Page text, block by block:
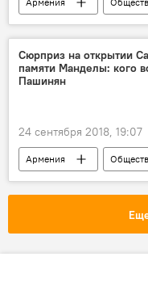
Александр Цинкер
выборы
Новости Армения
Сюрприз на открытии
памяти Манделы: кого
Пашинян
24 сентября 2018, 19:07
Армения
Политика